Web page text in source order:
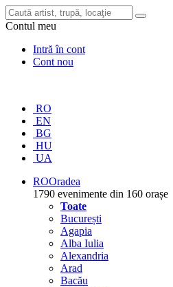
Contul meu
Intră în cont
Cont nou
RO
EN
BG
HU
UA
ROOradea
1790 evenimente din 160 orașe
Toate
București
Agapia
Alba Iulia
Alexandria
Arad
Bacău